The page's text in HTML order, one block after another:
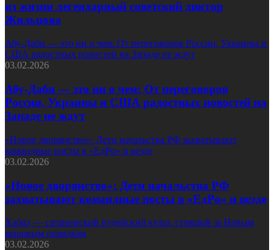
из жизни легендарный советский диктор
Жильцова
Абу-Даби — это ни о чем: От переговоров России, Украины и
США радостных новостей на Западе не ждут
03.02.2026
Абу-Даби — это ни о чем: От переговоров
России, Украины и США радостных новостей на
Западе не ждут
«Новое дворянство»: Дети начальства РФ захватывают
командные посты в «ЕдРо» и везде
03.02.2026
«Новое дворянство»: Дети начальства РФ
захватывают командные посты в «ЕдРо» и везде
Хабад — сатанинский иудейский культ, стоящий за Новым
мировым порядком
03.02.2026